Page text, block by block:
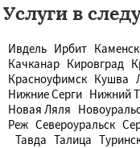
Услуги в
Ивдель Ирбит
Качканар Кировград
Красноуфимск Кушва
Нижние Серги Нижний
Новая Ляля
Реж Североуральск
Тавда Талица